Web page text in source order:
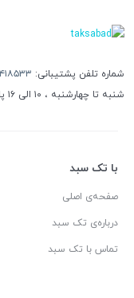
شماره تلفن پشتیبانی:
شنبه تا چهارشنبه ، ۱۰ الی ۱۶ پاسخگوی شما هستیم
با تک سبد
صفحه‌ی اصلی
درباره‌ی تک سبد
تماس با تک سبد